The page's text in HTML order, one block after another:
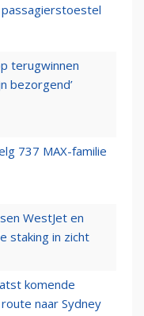
terugwinnen
bezorgend’
737 MAX-familie
WestJet en
staking in zicht
komende
naar Sydney